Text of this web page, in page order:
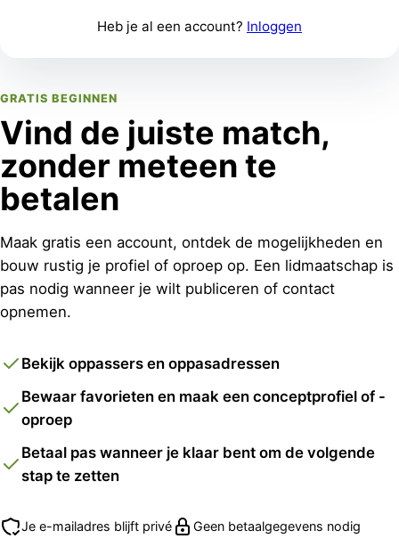
GRATIS BEGINNEN
Vind de juiste match,
zonder meteen te
betalen
Maak gratis een account, ontdek de mogelijkheden en
bouw rustig je profiel of oproep op. Een lidmaatschap is
pas nodig wanneer je wilt publiceren of contact
opnemen.
Bekijk oppassers en oppasadressen
Bewaar favorieten en maak een conceptprofiel of -
oproep
Betaal pas wanneer je klaar bent om de volgende
stap te zetten
Je e-mailadres blijft privé Geen betaalgegevens nodig
Heb je al een account? Inloggen